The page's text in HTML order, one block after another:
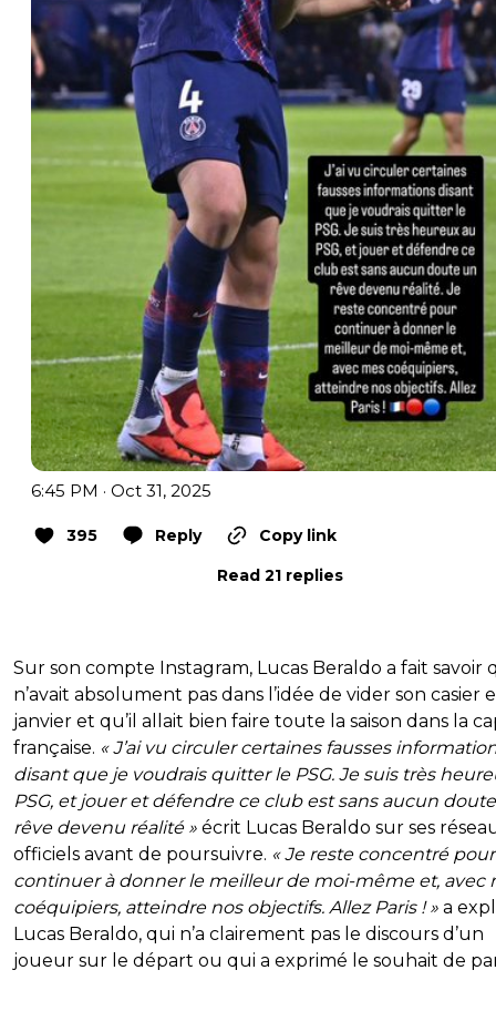
6:45 PM · Oct 31, 2025
395 Reply
Copy link
Read 21 replies
Sur son compte Instagram, Lucas Beraldo a fait savoir
n’avait absolument pas dans l’idée de vider son casier
janvier et qu’il allait bien faire toute la saison dans la
française. « J’ai vu circuler certaines fausses
disant que je voudrais quitter le PSG. Je suis très
PSG, et jouer et défendre ce club est sans aucun
rêve devenu réalité » écrit Lucas Beraldo sur ses
officiels avant de poursuivre. « Je reste concentré pour
continuer à donner le meilleur de moi-même et, avec
coéquipiers, atteindre nos objectifs. Allez Paris ! » a
Lucas Beraldo, qui n’a clairement pas le discours d’un
joueur sur le départ ou qui a exprimé le souhait de